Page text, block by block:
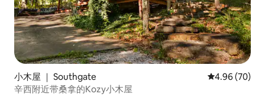
小木屋 ｜ Southgate 平均评分 4.96
4.96 (70)
辛西附近带桑拿的Kozy小木屋